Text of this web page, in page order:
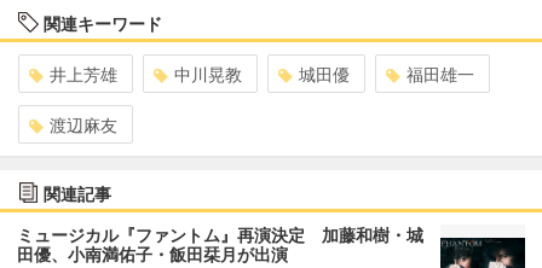
関連キーワード
井上芳雄 中川晃教 城田優 福田雄一
渡辺麻友
関連記事
ミュージカル『ファントム』再演決定 加藤和樹・城
田優、小南満佑子・飯田栞月が出演